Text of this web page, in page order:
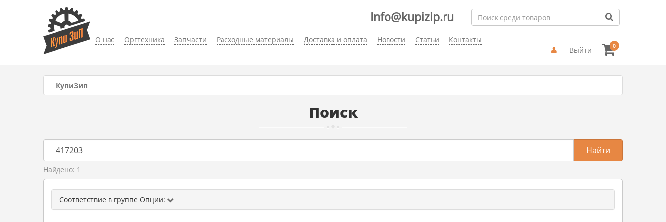
О нас Оргтехника Запчасти Расходные материалы Доставка и оплата Новости Статьи Контакты
Info@kupizip.ru
Выйти 0
КупиЗип
Поиск
Найдено: 1
Соответствие в группе Опции: